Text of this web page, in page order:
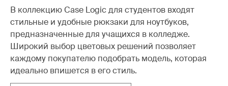
В коллекцию Case Logic для студентов входят
стильные и удобные рюкзаки для ноутбуков,
предназначенные для учащихся в колледже.
Широкий выбор цветовых решений позволяет
каждому покупателю подобрать модель, которая
идеально впишется в его стиль.